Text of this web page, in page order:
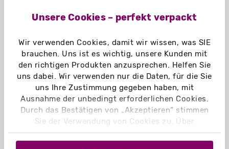
Unsere Cookies – perfekt verpackt
Wir verwenden Cookies, damit wir wissen, was SIE
brauchen. Uns ist es wichtig, unsere Kunden mit
den richtigen Produkten anzusprechen. Helfen Sie
uns dabei. Wir verwenden nur die Daten, für die Sie
uns Ihre Zustimmung gegeben haben, mit
Ausnahme der unbedingt erforderlichen Cookies.
Durch das Bestätigen von „Akzeptieren“ stimmen
Sie der Verwendung von Cookies zu. Über
„Einstellungen“ können Sie auswählen, welche
Cookies Sie zulassen. Hier finden Sie unser
Welche Schachteln eignen
sich am besten für
Demoverpackungen?
verschiedene Schachtelarten, die jeweils